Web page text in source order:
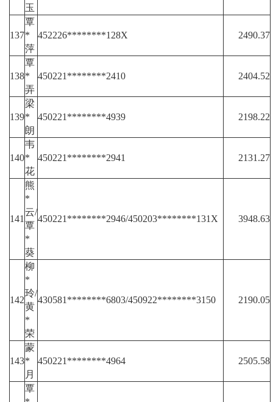
玉
137
覃
*
萍
452226********128X 2490.37
138
覃
*
弄
450221********2410 2404.52
139
梁
*
朗
450221********4939 2198.22
140
韦
*
花
450221********2941 2131.27
141
熊
*
云/
覃
*
葵
450221********2946/450203********131X 3948.63
142
柳
*
玲/
黄
*
荣
430581********6803/450922********3150 2190.05
143
蒙
*
月
450221********4964 2505.58
覃